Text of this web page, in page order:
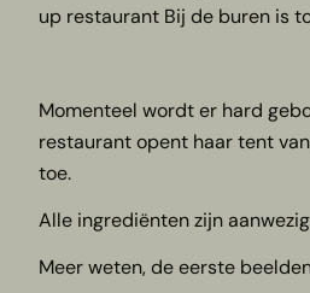
up restaurant Bij de buren is
Momenteel wordt er hard
restaurant opent haar tent
toe.
Alle ingrediënten zijn
Meer weten, de eerste